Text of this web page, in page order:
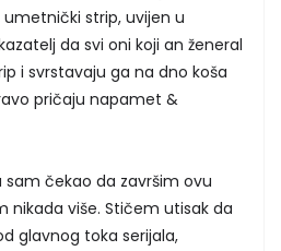
strip, uvijen u
da svi oni koji an ženeral
i svrstavaju ga na dno koša
pričaju napamet &
sam čekao da završim ovu
nikada više. Stičem utisak da
glavnog toka serijala,